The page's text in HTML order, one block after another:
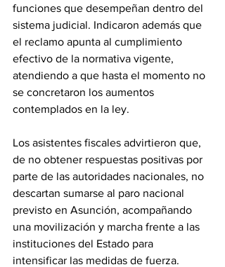
funciones que desempeñan dentro del
sistema judicial. Indicaron además que
el reclamo apunta al cumplimiento
efectivo de la normativa vigente,
atendiendo a que hasta el momento no
se concretaron los aumentos
contemplados en la ley.
Los asistentes fiscales advirtieron que,
de no obtener respuestas positivas por
parte de las autoridades nacionales, no
descartan sumarse al paro nacional
previsto en Asunción, acompañando
una movilización y marcha frente a las
instituciones del Estado para
intensificar las medidas de fuerza.